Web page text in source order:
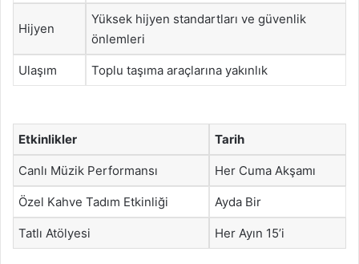
Hijyen
Yüksek hijyen standartları ve güvenlik
önlemleri
Ulaşım Toplu taşıma araçlarına yakınlık
Etkinlikler Tarih
Canlı Müzik Performansı Her Cuma Akşamı
Özel Kahve Tadım Etkinliği Ayda Bir
Tatlı Atölyesi Her Ayın 15’i